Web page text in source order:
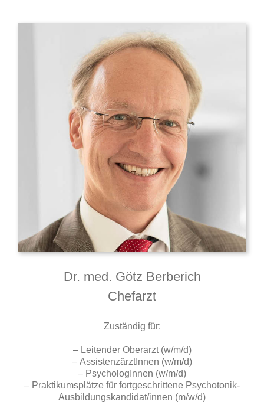
Dr. med. Götz Berberich
Chefarzt
Zuständig für:
– Leitender Oberarzt (w/m/d)
– AssistenzärztInnen (w/m/d)
– PsychologInnen (w/m/d)
– Praktikumsplätze für fortgeschrittene Psychotonik-
Ausbildungskandidat/innen (m/w/d)